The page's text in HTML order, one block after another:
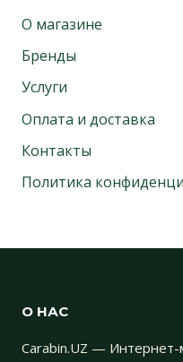
О магазине
Бренды
Услуги
Оплата и доставка
Контакты
Политика
О НАС
Carabin.UZ — Интернет-